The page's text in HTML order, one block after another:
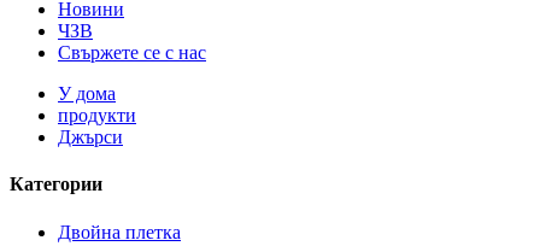
Новини
ЧЗВ
Свържете се с нас
У дома
продукти
Джърси
Категории
Двойна плетка